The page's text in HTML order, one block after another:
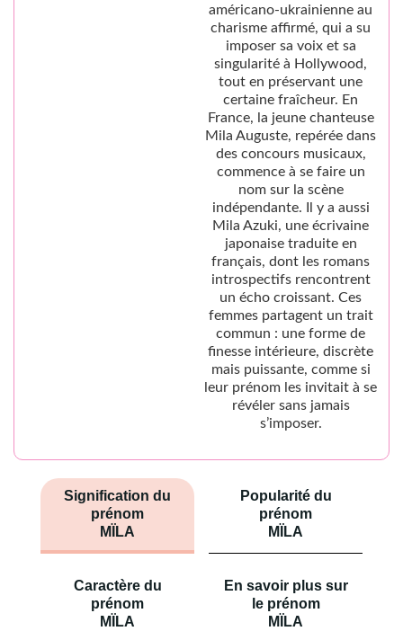
américano-ukrainienne au
charisme affirmé, qui a su
imposer sa voix et sa
singularité à Hollywood,
tout en préservant une
certaine fraîcheur. En
France, la jeune chanteuse
Mila Auguste, repérée dans
des concours musicaux,
commence à se faire un
nom sur la scène
indépendante. Il y a aussi
Mila Azuki, une écrivaine
japonaise traduite en
français, dont les romans
introspectifs rencontrent
un écho croissant. Ces
femmes partagent un trait
commun : une forme de
finesse intérieure, discrète
mais puissante, comme si
leur prénom les invitait à se
révéler sans jamais
s’imposer.
Signification du
prénom
MÏLA
Popularité du
prénom
MÏLA
Caractère du
prénom
MÏLA
En savoir plus sur
le prénom
MÏLA